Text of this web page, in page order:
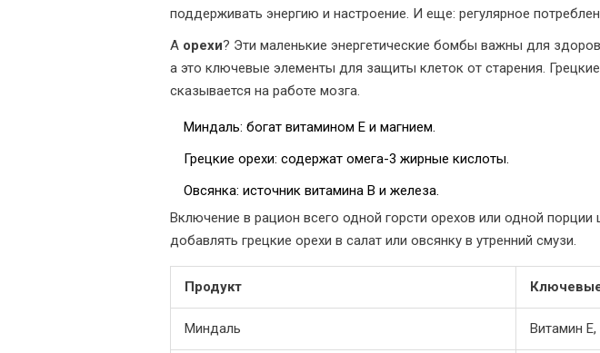
поддерживать энергию и настроение. И еще: регулярное
А орехи? Эти маленькие энергетические бомбы важны для
а это ключевые элементы для защиты клеток от старения.
сказывается на работе мозга.
Миндаль: богат витамином Е и магнием.
Грецкие орехи: содержат омега-3 жирные кислоты.
Овсянка: источник витамина B и железа.
Включение в рацион всего одной горсти орехов или одной
добавлять грецкие орехи в салат или овсянку в утренний смузи.
Продукт
Миндаль Витамин